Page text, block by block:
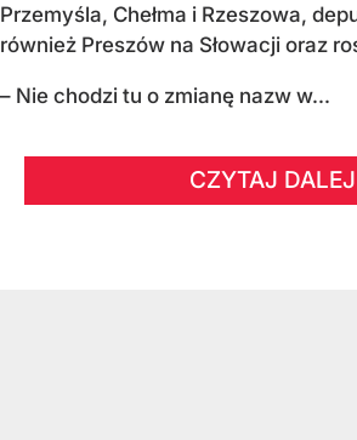
Przemyśla, Chełma i Rzeszowa,
również Preszów na Słowacji oraz
– Nie chodzi tu o zmianę nazw w...
CZYTAJ DALEJ